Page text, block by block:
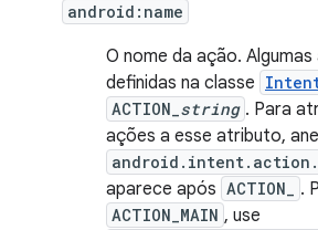
android:name
O nome da ação.
definidas na classe
ACTION_ string . Para
ações a esse atributo,
android.intent.action.
aparece após ACTION_ .
ACTION_MAIN , use